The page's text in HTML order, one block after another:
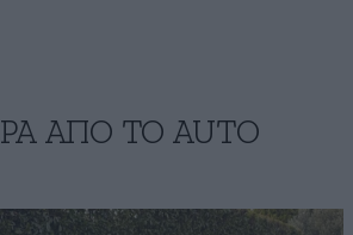
ΑΠΟ ΤΟ AUTO